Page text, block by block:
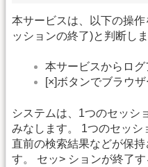
本サービスは、以下の操
ッションの終了)と判断しま
本サービスからログ
[×]ボタンでブラウ
システムは、1つのセッシ
みなします。 1つのセッシ
直前の検索結果などが保
す。 セッ> ションが終了